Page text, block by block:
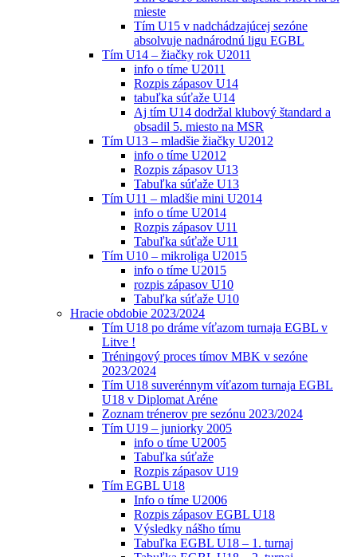
mieste
Tím U15 v nadchádzajúcej sezóne
absolvuje nadnárodnú ligu EGBL
Tím U14 – žiačky rok U2011
info o tíme U2011
Rozpis zápasov U14
tabuľka súťaže U14
Aj tím U14 dodržal klubový štandard a
obsadil 5. miesto na MSR
Tím U13 – mladšie žiačky U2012
info o tíme U2012
Rozpis zápasov U13
Tabuľka súťaže U13
Tím U11 – mladšie mini U2014
info o tíme U2014
Rozpis zápasov U11
Tabuľka súťaže U11
Tím U10 – mikroliga U2015
info o tíme U2015
rozpis zápasov U10
Tabuľka súťaže U10
Hracie obdobie 2023/2024
Tím U18 po dráme víťazom turnaja EGBL v
Litve !
Tréningový proces tímov MBK v sezóne
2023/2024
Tím U18 suverénnym víťazom turnaja EGBL
U18 v Diplomat Aréne
Zoznam trénerov pre sezónu 2023/2024
Tím U19 – juniorky 2005
info o tíme U2005
Tabuľka súťaže
Rozpis zápasov U19
Tím EGBL U18
Info o tíme U2006
Rozpis zápasov EGBL U18
Výsledky nášho tímu
Tabuľka EGBL U18 – 1. turnaj